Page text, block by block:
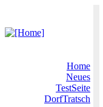
Home
Neues
TestSeite
DorfTratsch